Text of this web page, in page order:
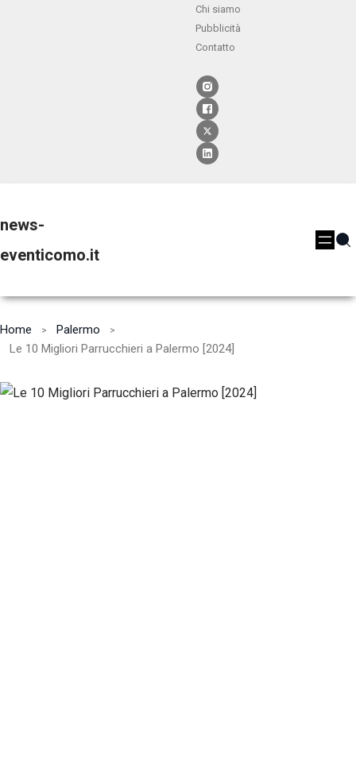
Chi siamo
Pubblicità
Contatto
news-
eventicomo.it
Home
Palermo
Le 10 Migliori Parrucchieri a Palermo [2024]